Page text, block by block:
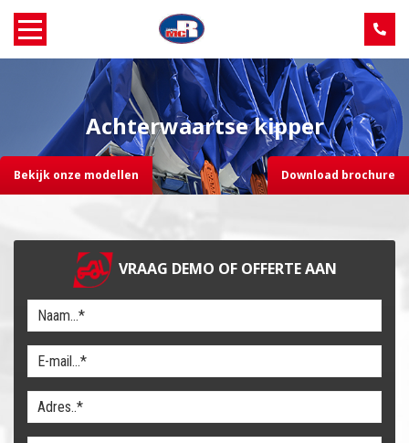
Over MCR
Verkoop
Service
Machine aanbod
Nieuws
Contact
Achterwaartse kipper
Bekijk onze modellen Download brochure
VRAAG DEMO OF OFFERTE AAN